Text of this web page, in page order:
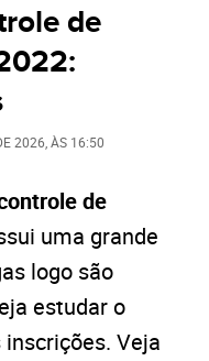
de
2026 , ÀS 16:50
de
uma grande
logo são
estudar o
Veja